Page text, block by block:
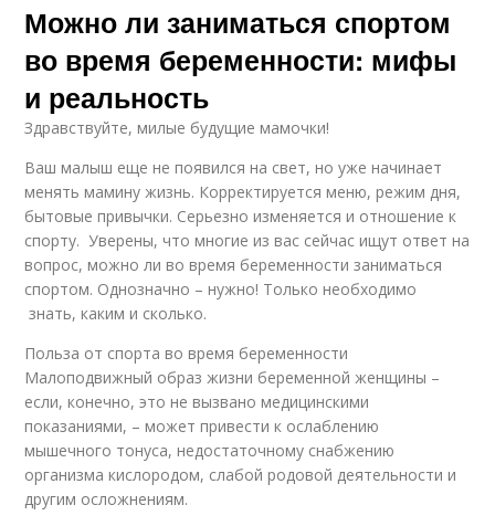
Можно ли заниматься спортом
во время беременности: мифы
и реальность
Здравствуйте, милые будущие мамочки!
Ваш малыш еще не появился на свет, но уже начинает
менять мамину жизнь. Корректируется меню, режим дня,
бытовые привычки. Серьезно изменяется и отношение к
спорту. Уверены, что многие из вас сейчас ищут ответ на
вопрос, можно ли во время беременности заниматься
спортом. Однозначно – нужно! Только необходимо
знать, каким и сколько.
Польза от спорта во время беременности
Малоподвижный образ жизни беременной женщины –
если, конечно, это не вызвано медицинскими
показаниями, – может привести к ослаблению
мышечного тонуса, недостаточному снабжению
организма кислородом, слабой родовой деятельности и
другим осложнениям.